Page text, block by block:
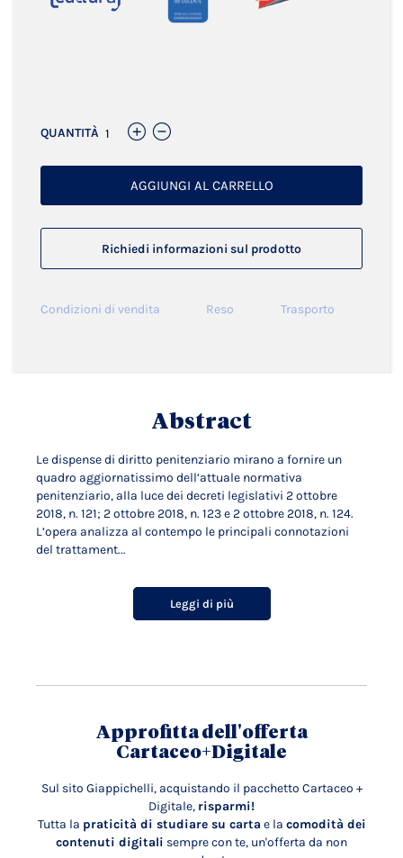
QUANTITÀ
AGGIUNGI AL CARRELLO
Richiedi informazioni sul prodotto
Condizioni di vendita Reso Trasporto
Abstract
Le dispense di diritto penitenziario mirano a fornire un
quadro aggiornatissimo dell’attuale normativa
penitenziario, alla luce dei decreti legislativi 2 ottobre
2018, n. 121; 2 ottobre 2018, n. 123 e 2 ottobre 2018, n. 124.
L’opera analizza al contempo le principali connotazioni
del trattament...
Leggi di più
Approfitta dell'offerta
Cartaceo+Digitale
Sul sito Giappichelli, acquistando il pacchetto Cartaceo +
Digitale, risparmi!
Tutta la praticità di studiare su carta e la comodità dei
contenuti digitali sempre con te, un'offerta da non